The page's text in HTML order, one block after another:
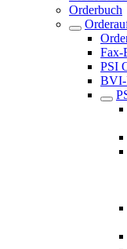
Orderbuch
Fax-
PSI
BVI-